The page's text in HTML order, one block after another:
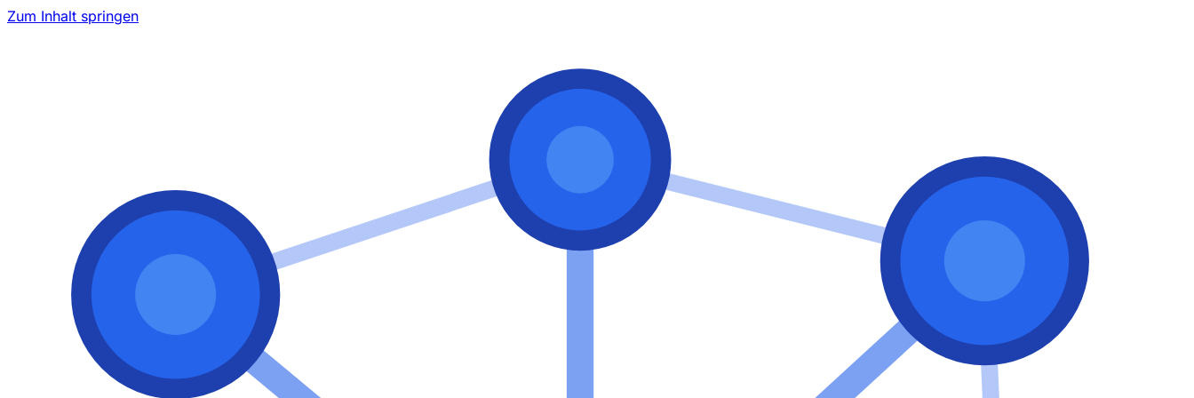
Zum Inhalt springen